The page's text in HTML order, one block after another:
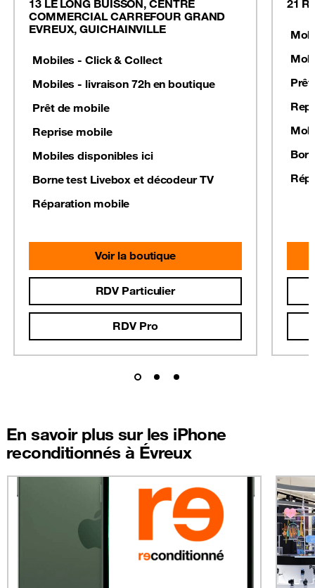
13 LE LONG BUISSON, CENTRE
COMMERCIAL CARREFOUR GRAND
EVREUX, GUICHAINVILLE
Mobiles - Click & Collect
Mobiles - livraison 72h en boutique
Prêt de mobile
Reprise mobile
Mobiles disponibles ici
Borne test Livebox et décodeur TV
Réparation mobile
Voir la boutique
RDV Particulier
RDV Pro
21
En savoir plus sur les iPhone
reconditionnés à Évreux